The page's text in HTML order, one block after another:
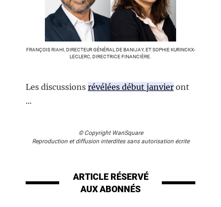
FRANÇOIS RIAHI, DIRECTEUR GÉNÉRAL DE BANIJAY, ET SOPHIE KURINCKX-
LECLERC, DIRECTRICE FINANCIÈRE.
Les discussions révélées début janvier ont
...
© Copyright WanSquare
Reproduction et diffusion interdites sans autorisation écrite
ARTICLE RÉSERVÉ
AUX ABONNÉS